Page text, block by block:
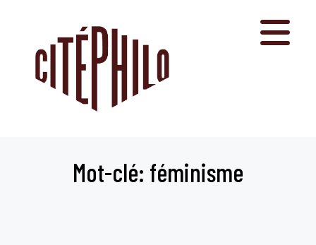
Mot-clé: féminisme